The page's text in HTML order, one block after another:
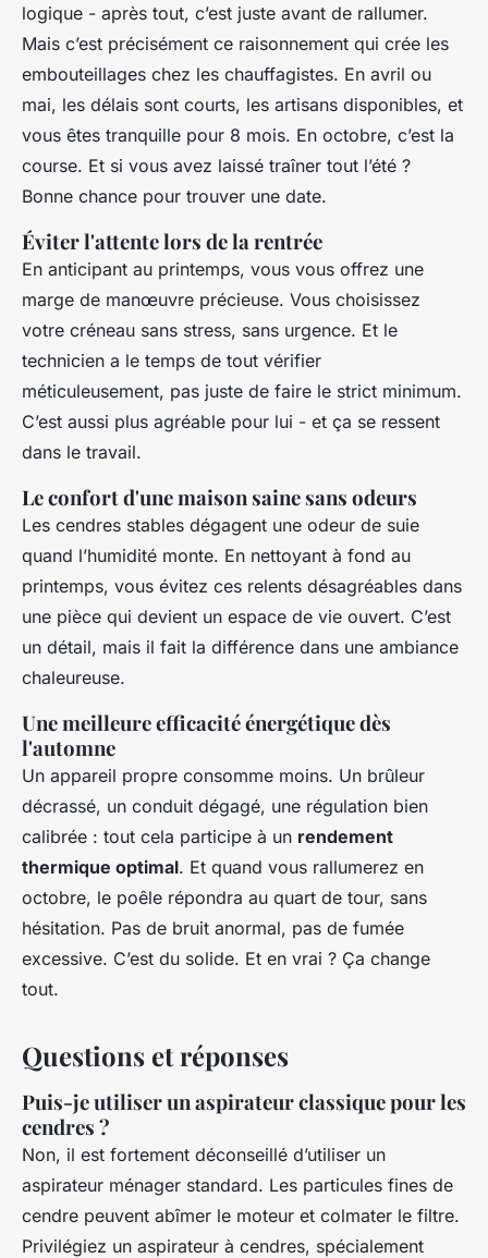
logique - après tout, c’est juste avant de rallumer.
Mais c’est précisément ce raisonnement qui crée les
embouteillages chez les chauffagistes. En avril ou
mai, les délais sont courts, les artisans disponibles, et
vous êtes tranquille pour 8 mois. En octobre, c’est la
course. Et si vous avez laissé traîner tout l’été ?
Bonne chance pour trouver une date.
Éviter l'attente lors de la rentrée
En anticipant au printemps, vous vous offrez une
marge de manœuvre précieuse. Vous choisissez
votre créneau sans stress, sans urgence. Et le
technicien a le temps de tout vérifier
méticuleusement, pas juste de faire le strict minimum.
C’est aussi plus agréable pour lui - et ça se ressent
dans le travail.
Le confort d'une maison saine sans odeurs
Les cendres stables dégagent une odeur de suie
quand l’humidité monte. En nettoyant à fond au
printemps, vous évitez ces relents désagréables dans
une pièce qui devient un espace de vie ouvert. C’est
un détail, mais il fait la différence dans une ambiance
chaleureuse.
Une meilleure efficacité énergétique dès
l'automne
Un appareil propre consomme moins. Un brûleur
décrassé, un conduit dégagé, une régulation bien
calibrée : tout cela participe à un rendement
thermique optimal. Et quand vous rallumerez en
octobre, le poêle répondra au quart de tour, sans
hésitation. Pas de bruit anormal, pas de fumée
excessive. C’est du solide. Et en vrai ? Ça change
tout.
Questions et réponses
Puis-je utiliser un aspirateur classique pour les
cendres ?
Non, il est fortement déconseillé d’utiliser un
aspirateur ménager standard. Les particules fines de
cendre peuvent abîmer le moteur et colmater le filtre.
Privilégiez un aspirateur à cendres, spécialement